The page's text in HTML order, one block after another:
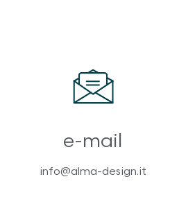
e-mail
info@alma-design.it